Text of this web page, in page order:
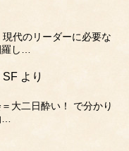
現代のリーダーに必要な
し…
SF より
大二日酔い！ で分かり
…